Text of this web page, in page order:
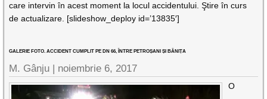
care intervin în acest moment la locul accidentului. Ştire în curs
de actualizare. [slideshow_deploy id=’13835′]
GALERIE FOTO. ACCIDENT CUMPLIT PE DN 66, ÎNTRE PETROȘANI ȘI BĂNIȚA
M. Gânju | noiembrie 6, 2017
O